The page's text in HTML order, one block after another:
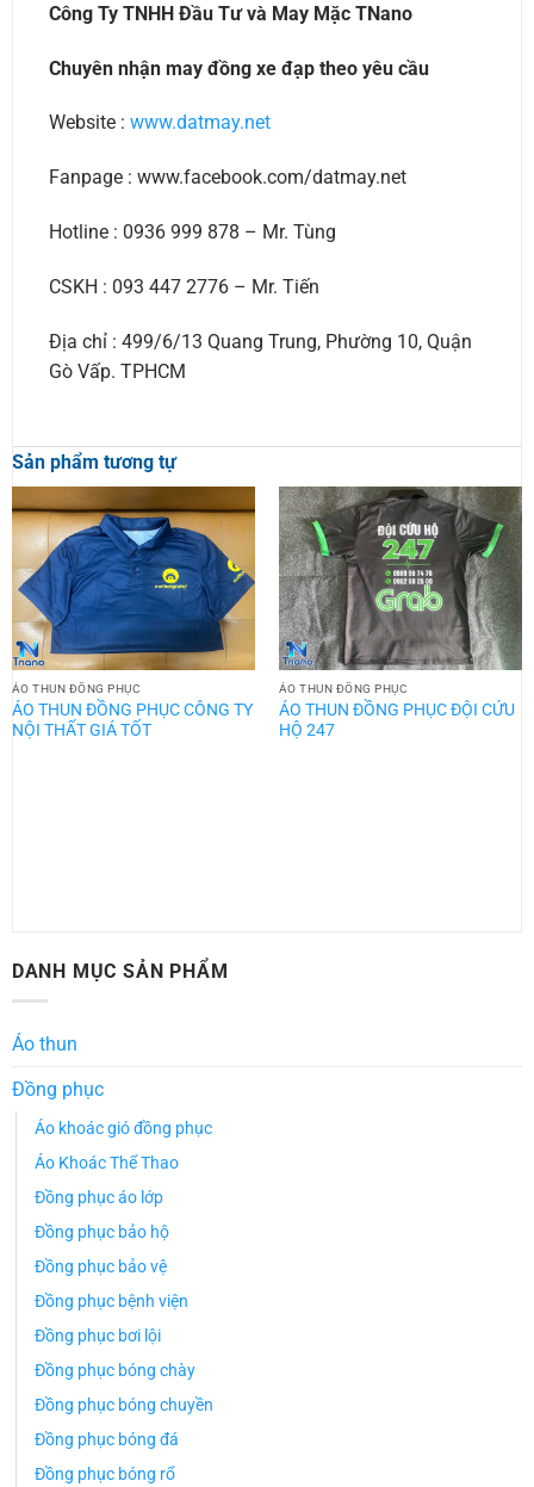
Công Ty TNHH Đầu Tư và May Mặc TNano
Chuyên nhận may đồng xe đạp theo yêu cầu
Website : www.datmay.net
Fanpage : www.facebook.com/datmay.net
Hotline : 0936 999 878 – Mr. Tùng
CSKH : 093 447 2776 – Mr. Tiến
Địa chỉ : 499/6/13 Quang Trung, Phường 10, Quận
Gò Vấp. TPHCM
Sản phẩm tương tự
ÁO THUN ĐỒNG PHỤC
ÁO THUN ĐỒNG PHỤC CÔNG TY
NỘI THẤT GIÁ TỐT
ÁO THUN ĐỒNG PHỤC
ÁO THUN ĐỒNG PHỤC ĐỘI CỨU
HỘ 247
DANH MỤC SẢN PHẨM
Áo thun
Đồng phục
Áo khoác gió đồng phục
Áo Khoác Thể Thao
Đồng phục áo lớp
Đồng phục bảo hộ
Đồng phục bảo vệ
Đồng phục bệnh viện
Đồng phục bơi lội
Đồng phục bóng chày
Đồng phục bóng chuyền
Đồng phục bóng đá
Đồng phục bóng rổ